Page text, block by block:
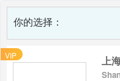
你的选择：
VIP 上